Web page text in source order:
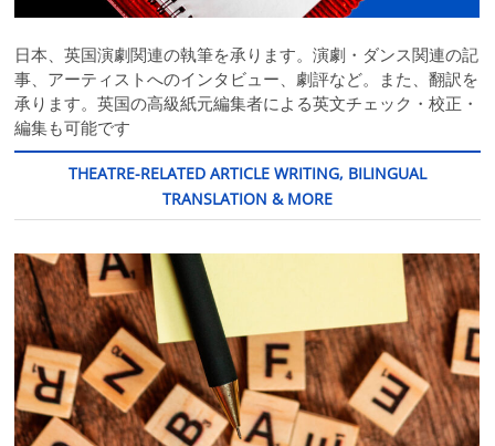
日本、英国演劇関連の執筆を承ります。演劇・ダンス関連の記
事、アーティストへのインタビュー、劇評など。また、翻訳を
承ります。英国の高級紙元編集者による英文チェック・校正・
編集も可能です
THEATRE-RELATED ARTICLE WRITING, BILINGUAL
TRANSLATION & MORE